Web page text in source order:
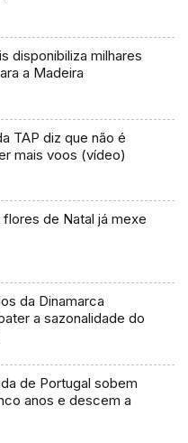
disponibiliza milhares
a Madeira
TAP diz que não é
mais voos (vídeo)
de Natal já mexe
da Dinamarca
a sazonalidade do
de Portugal sobem
anos e descem a